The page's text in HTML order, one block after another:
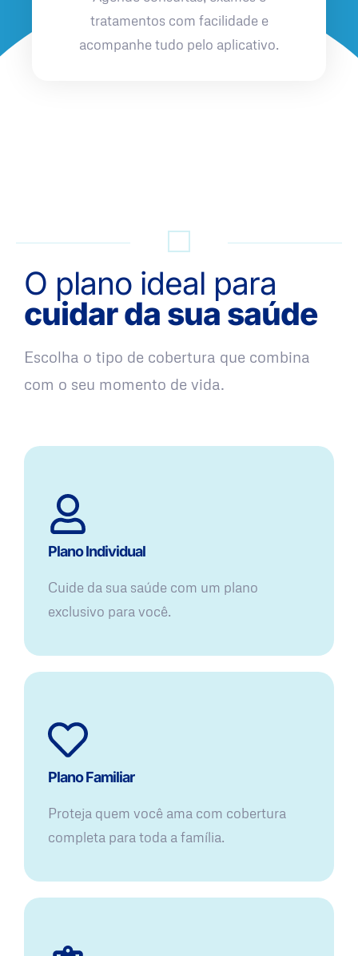
tratamentos com facilidade e
acompanhe tudo pelo aplicativo.
O plano ideal para
cuidar da sua saúde
Escolha o tipo de cobertura que combina
com o seu momento de vida.
Plano Individual
Cuide da sua saúde com um plano
exclusivo para você.
Plano Familiar
Proteja quem você ama com cobertura
completa para toda a família.